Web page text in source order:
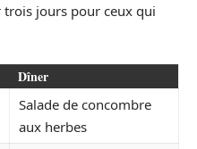
jours pour ceux qui
Dîner
Salade de concombre
aux herbes